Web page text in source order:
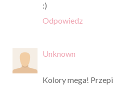
:)
Odpowiedz
Unknown
Kolory mega!